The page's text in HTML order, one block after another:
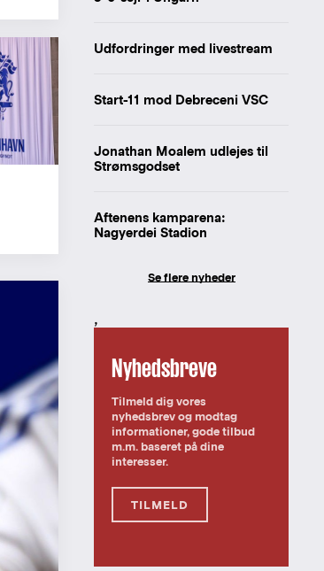
Udfordringer med livestream
Start-11 mod Debreceni VSC
Jonathan Moalem udlejes til
Strømsgodset
Aftenens kamparena:
Nagyerdei Stadion
Se flere nyheder
,
Nyhedsbreve
Tilmeld dig vores
nyhedsbrev og modtag
informationer, gode tilbud
m.m. baseret på dine
interesser.
TILMELD